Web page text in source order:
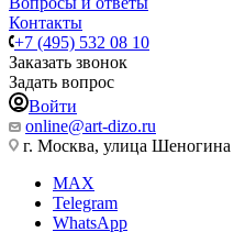
Контакты
+7 (495) 532 08 10
Заказать звонок
Задать вопрос
Войти
online@art-dizo.ru
г. Москва, улица Шеногина
MAX
Telegram
WhatsApp